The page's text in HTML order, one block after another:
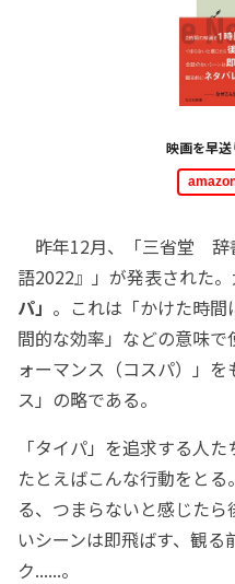
映画を早
昨年12月、「三省堂 辞
語2022』」が発表された
パ」 。これは「かけた時
間的な効率」などの意味
ォーマンス（コスパ）」
ス」の略である。
「タイパ」を追求する人
たとえばこんな行動をと
る、つまらないと感じた
いシーンは即飛ばす、観
ク......。